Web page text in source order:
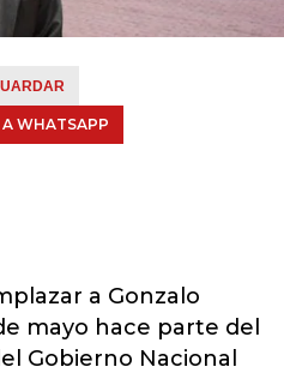
A WHATSAPP
a Gonzalo
mayo hace parte del
Gobierno Nacional